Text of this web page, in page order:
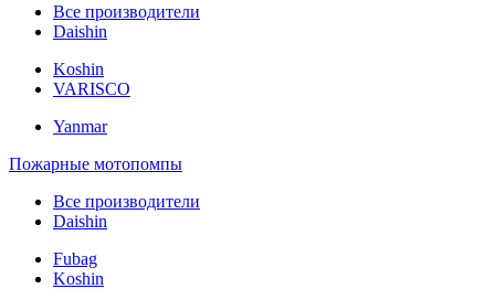
Все производители
Daishin
Koshin
VARISCO
Yanmar
Пожарные мотопомпы
Все производители
Daishin
Fubag
Koshin